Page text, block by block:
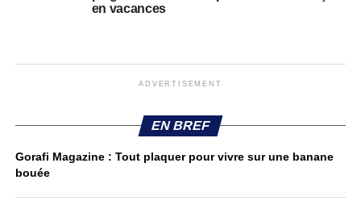
en vacances
ADVERTISEMENT
EN BREF
Gorafi Magazine : Tout plaquer pour vivre sur une banane
bouée